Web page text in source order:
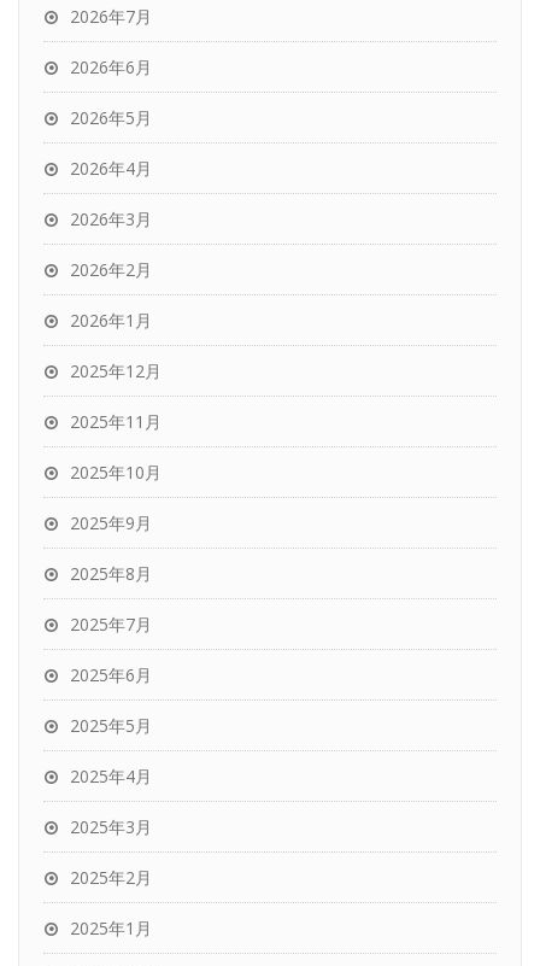
2026年7月
2026年6月
2026年5月
2026年4月
2026年3月
2026年2月
2026年1月
2025年12月
2025年11月
2025年10月
2025年9月
2025年8月
2025年7月
2025年6月
2025年5月
2025年4月
2025年3月
2025年2月
2025年1月